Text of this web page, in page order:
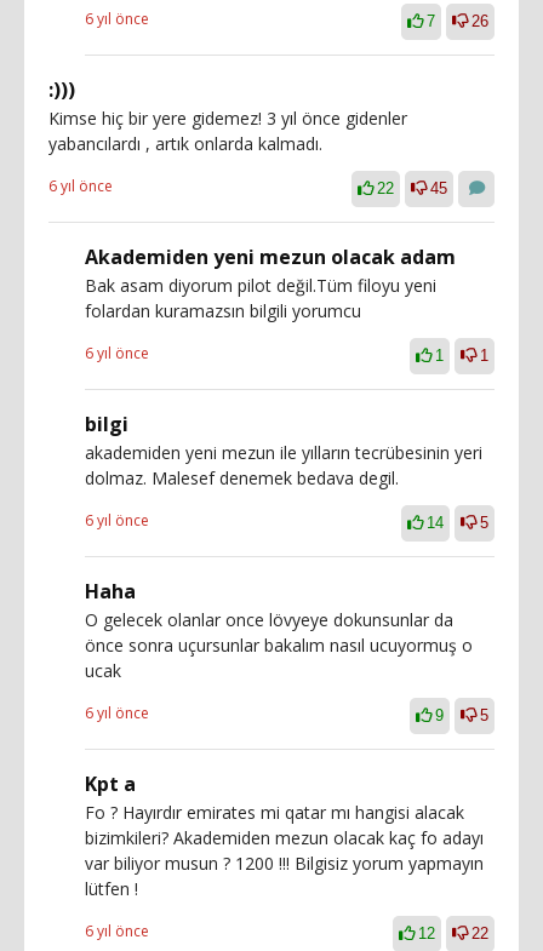
6 yıl önce 7 26
:)))
Kimse hiç bir yere gidemez! 3 yıl önce gidenler
yabancılardı , artık onlarda kalmadı.
6 yıl önce 22 45
Akademiden yeni mezun olacak adam
Bak asam diyorum pilot değil.Tüm filoyu yeni
folardan kuramazsın bilgili yorumcu
6 yıl önce 1 1
bilgi
akademiden yeni mezun ile yılların tecrübesinin yeri
dolmaz. Malesef denemek bedava degil.
6 yıl önce 14 5
Haha
O gelecek olanlar once lövyeye dokunsunlar da
önce sonra uçursunlar bakalım nasıl ucuyormuş o
ucak
6 yıl önce 9 5
Kpt a
Fo ? Hayırdır emirates mi qatar mı hangisi alacak
bizimkileri? Akademiden mezun olacak kaç fo adayı
var biliyor musun ? 1200 !!! Bilgisiz yorum yapmayın
lütfen !
6 yıl önce 12 22